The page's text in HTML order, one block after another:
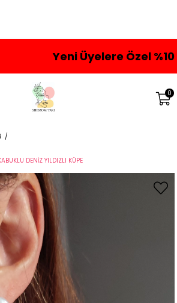
Özel %10 İndirim
0
DENİZ YILDIZLI KÜPE